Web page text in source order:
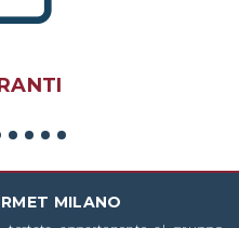
MILANO